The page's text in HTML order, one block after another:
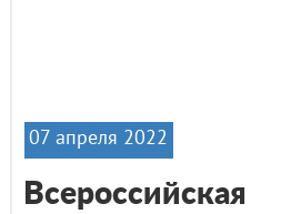
Всероссийская
07 апреля 2022